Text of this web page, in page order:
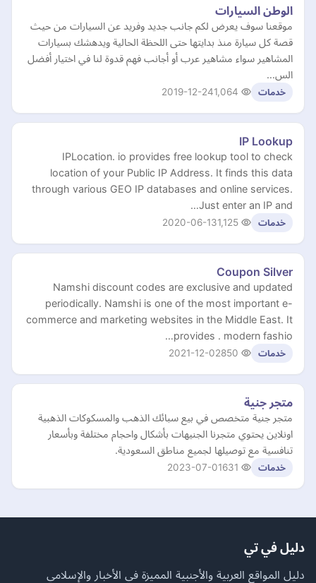
الوطن السيارات
موقعنا سوف يعرض لكم جانب جديد وفريد عن السيارات من حيث
قصة كل سيارة منذ بدايتها حتى اللحظة الحالية ويدهشك بسيارات
المشاهير سواء مشاهير عرب أو أجانب فهم قدوة لنا في اختيار أفضل
الس…
خدمات 2019-12-24
IP Lookup
IPLocation. io provides free lookup tool to check
location of your Public IP Address. It finds this data
through various GEO IP databases and online services.
Just enter an IP and…
خدمات 2020-06-13
Coupon Silver
Namshi discount codes are exclusive and updated
periodically. Namshi is one of the most important e-
commerce and marketing websites in the Middle East. It
provides . modern fashio…
خدمات 2021-12-02
متجر جنية
متجر جنية متخصص في بيع سبائك الذهب والمسكوكات الذهبية
اونلاين يحتوي متجرنا الجنيهات بأشكال واحجام مختلفة وبأسعار
تنافسية مع توصيلها لجميع مناطق السعودية.
خدمات 2023-07-01
دليل في تي
دليل المواقع العربية والأجنبية المميزة في الأخبار والإسلامي